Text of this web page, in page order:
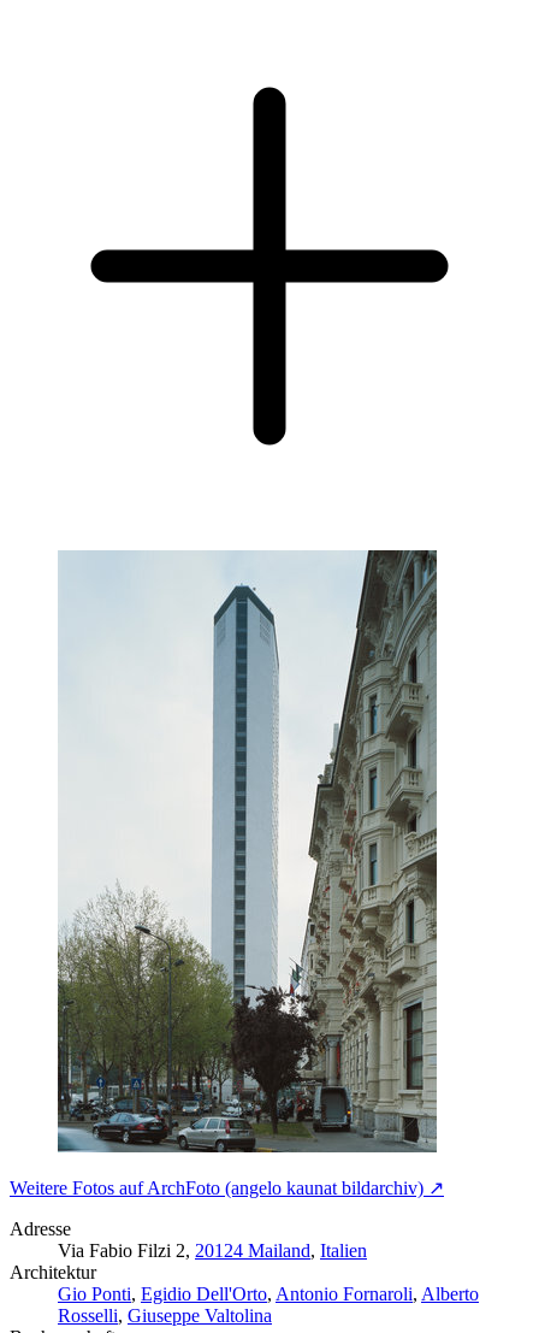
Weitere Fotos auf ArchFoto (angelo kaunat bildarchiv) ↗
Adresse
Via Fabio Filzi 2, 20124 Mailand, Italien
Architektur
Gio Ponti, Egidio Dell'Orto, Antonio Fornaroli, Alberto
Rosselli, Giuseppe Valtolina